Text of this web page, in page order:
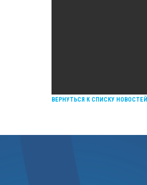
ВЕРНУТЬСЯ К СПИСКУ НОВОСТЕЙ